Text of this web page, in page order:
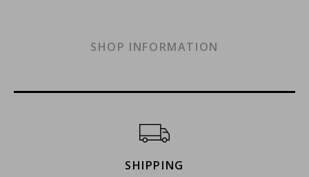
SHOP INFORMATION
SHIPPING